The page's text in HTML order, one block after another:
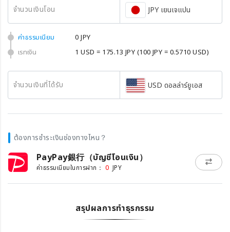
จำนวนเงินโอน JPY เยนเจแปน
ค่าธรรมเนียม
0 JPY
เรทเงิน
1 USD = 175.13 JPY (100 JPY = 0.5710 USD)
จำนวนเงินที่ได้รับ USD ดอลล่าร์ยูเอส
ต้องการชำระเงินช่องทางไหน？
PayPay銀行（บัญชีโอนเงิน）
ค่าธรรมเนียมในการฝาก： 0 JPY
สรุปผลการทำธุรกรรม